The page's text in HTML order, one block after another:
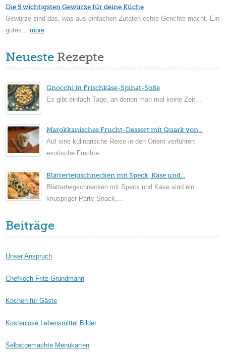
Die 5 wichtigsten Gewürze für deine Küche
Gewürze sind das, was aus einfachen Zutaten echte Gerichte macht. Ein
gutes...more
Neueste Rezepte
Gnocchi in Frischkäse-Spinat-Soße
Es gibt einfach Tage, an denen man mal keine Zeit...
Marokkanisches Frucht-Dessert mit Quark von...
Auf eine kulinarische Reise in den Orient verführen
exotische Früchte...
Blätterteigschnecken mit Speck, Käse und...
Blätterteigschnecken mit Speck und Käse sind ein
knuspriger Party Snack,...
Beiträge
Unser Anspruch
Chefkoch Fritz Grundmann
Kochen für Gäste
Kostenlose Lebensmittel Bilder
Selbstgemachte Menükarten